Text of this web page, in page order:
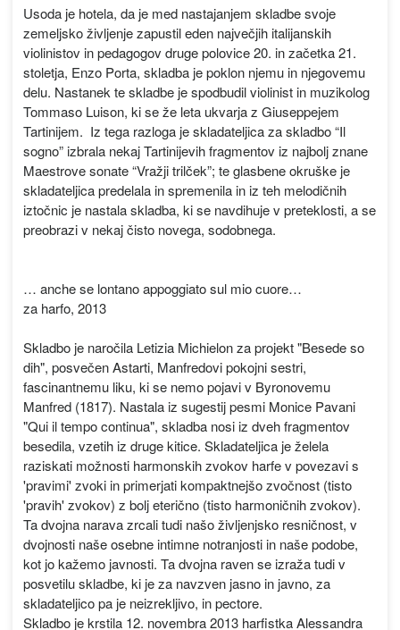
Usoda je hotela, da je med nastajanjem skladbe svoje
zemeljsko življenje zapustil eden največjih italijanskih
violinistov in pedagogov druge polovice 20. in začetka 21.
stoletja, Enzo Porta, skladba je poklon njemu in njegovemu
delu. Nastanek te skladbe je spodbudil violinist in muzikolog
Tommaso Luison, ki se že leta ukvarja z Giuseppejem
Tartinijem. Iz tega razloga je skladateljica za skladbo “Il
sogno” izbrala nekaj Tartinijevih fragmentov iz najbolj znane
Maestrove sonate “Vražji trilček”; te glasbene okruške je
skladateljica predelala in spremenila in iz teh melodičnih
iztočnic je nastala skladba, ki se navdihuje v preteklosti, a se
preobrazi v nekaj čisto novega, sodobnega.
… anche se lontano appoggiato sul mio cuore…
za harfo, 2013
Skladbo je naročila Letizia Michielon za projekt "Besede so
dih", posvečen Astarti, Manfredovi pokojni sestri,
fascinantnemu liku, ki se nemo pojavi v Byronovemu
Manfred (1817). Nastala iz sugestij pesmi Monice Pavani
"Qui il tempo continua", skladba nosi iz dveh fragmentov
besedila, vzetih iz druge kitice. Skladateljica je želela
raziskati možnosti harmonskih zvokov harfe v povezavi s
'pravimi' zvoki in primerjati kompaktnejšo zvočnost (tisto
'pravih' zvokov) z bolj eterično (tisto harmoničnih zvokov).
Ta dvojna narava zrcali tudi našo življenjsko resničnost, v
dvojnosti naše osebne intimne notranjosti in naše podobe,
kot jo kažemo javnosti. Ta dvojna raven se izraža tudi v
posvetilu skladbe, ki je za navzven jasno in javno, za
skladateljico pa je neizrekljivo, in pectore.
Skladbo je krstila 12. novembra 2013 harfistka Alessandra